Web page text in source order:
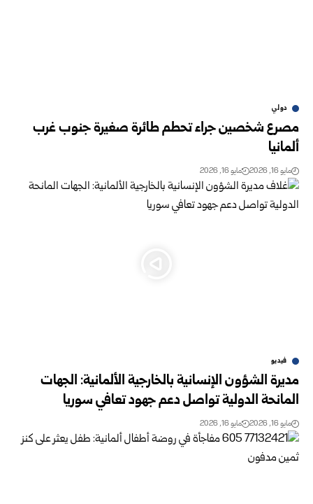
دولي
مصرع شخصين جراء تحطم طائرة صغيرة جنوب غرب
ألمانيا
مايو 16, 2026 مايو 16, 2026
فيديو
مديرة الشؤون الإنسانية بالخارجية الألمانية: الجهات
المانحة الدولية ‏تواصل دعم جهود تعافي سوريا
مايو 16, 2026 مايو 16, 2026